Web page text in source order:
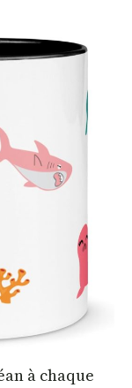
à chaque